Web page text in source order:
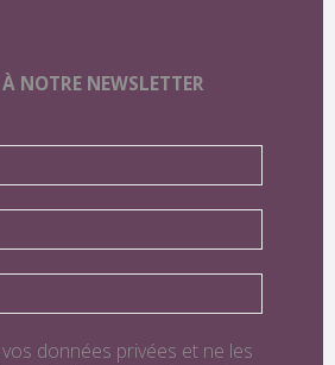
NOTRE NEWSLETTER
données privées et ne les